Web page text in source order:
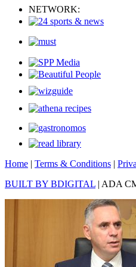
NETWORK:
Home | Terms & Conditions |
BUILT BY BDIGITAL | ADA